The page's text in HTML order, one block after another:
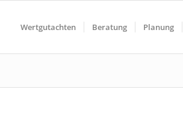
Wertgutachten Beratung Planung